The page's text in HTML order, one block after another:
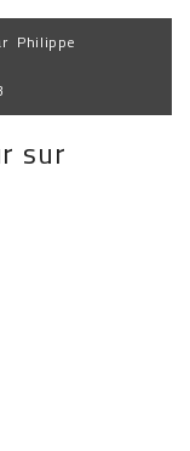
Philippe
sur